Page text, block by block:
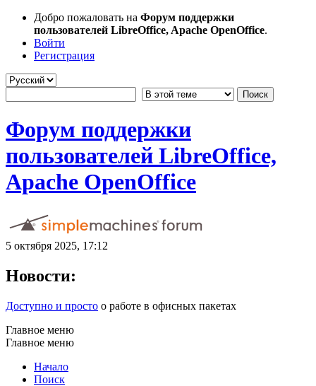
Добро пожаловать на Форум поддержки
пользователей LibreOffice, Apache OpenOffice.
Войти
Регистрация
Форум поддержки
пользователей LibreOffice,
Apache OpenOffice
5 октября 2025, 17:12
Новости:
Доступно и просто о работе в офисных пакетах
Главное меню
Главное меню
Начало
Поиск